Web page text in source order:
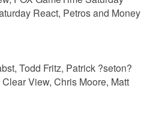
React, Petros and Money
Todd Fritz, Patrick ?seton?
View, Chris Moore, Matt